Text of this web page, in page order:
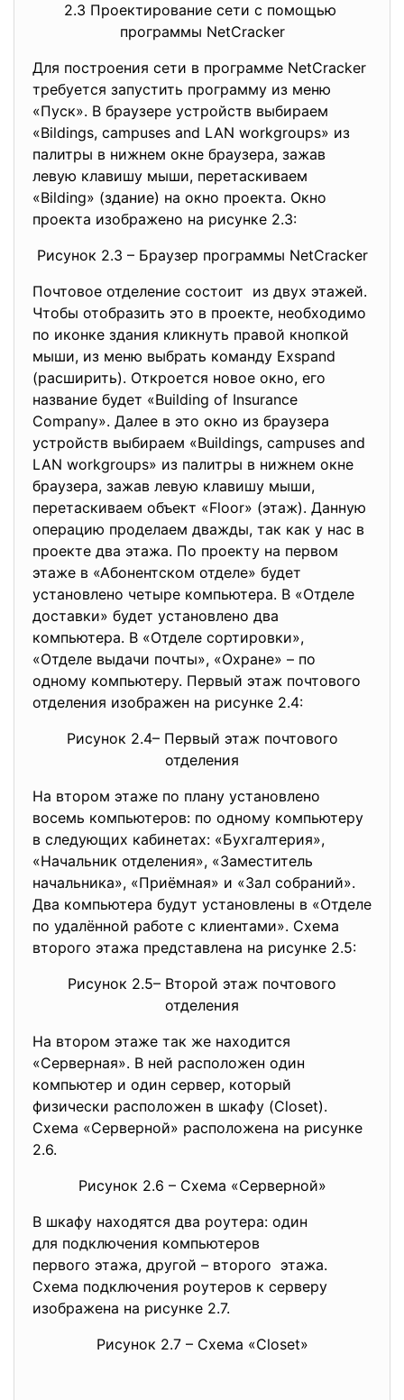
2.3 Проектирование сети с помощью
программы NetCracker
Для построения сети в программе NetCracker
требуется запустить программу из меню
«Пуск». В браузере устройств выбираем
«Bildings, campuses and LAN workgroups» из
палитры в нижнем окне браузера, зажав
левую клавишу мыши, перетаскиваем
«Bilding» (здание) на окно проекта. Окно
проекта изображено на рисунке 2.3:
Рисунок 2.3 – Браузер программы NetCracker
Почтовое отделение состоит из двух этажей.
Чтобы отобразить это в проекте, необходимо
по иконке здания кликнуть правой кнопкой
мыши, из меню выбрать команду Exspand
(расширить). Откроется новое окно, его
название будет «Building of Insurance
Company». Далее в это окно из браузера
устройств выбираем «Buildings, campuses and
LAN workgroups» из палитры в нижнем окне
браузера, зажав левую клавишу мыши,
перетаскиваем объект «Floor» (этаж). Данную
операцию проделаем дважды, так как у нас в
проекте два этажа. По проекту на первом
этаже в «Абонентском отделе» будет
установлено четыре компьютера. В «Отделе
доставки» будет установлено два
компьютера. В «Отделе сортировки»,
«Отделе выдачи почты», «Охране» – по
одному компьютеру. Первый этаж почтового
отделения изображен на рисунке 2.4:
Рисунок 2.4– Первый этаж почтового
отделения
На втором этаже по плану установлено
восемь компьютеров: по одному компьютеру
в следующих кабинетах: «Бухгалтерия»,
«Начальник отделения», «Заместитель
начальника», «Приёмная» и «Зал собраний».
Два компьютера будут установлены в «Отделе
по удалённой работе с клиентами». Схема
второго этажа представлена на рисунке 2.5:
Рисунок 2.5– Второй этаж почтового
отделения
На втором этаже так же находится
«Серверная». В ней расположен один
компьютер и один сервер, который
физически расположен в шкафу (Closet).
Схема «Серверной» расположена на рисунке
2.6.
Рисунок 2.6 – Схема «Серверной»
В шкафу находятся два роутера: один
для подключения компьютеров
первого этажа, другой – второго этажа.
Схема подключения роутеров к серверу
изображена на рисунке 2.7.
Рисунок 2.7 – Схема «Closet»